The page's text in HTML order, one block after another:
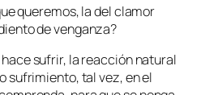
queremos, la del clamor
de venganza?
sufrir, la reacción natural
sufrimiento, tal vez, en el